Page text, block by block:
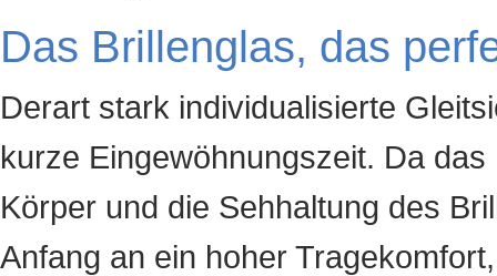
Das Brillenglas, das
Derart stark individualisierte
kurze Eingewöhnungszeit. Da
Körper und die Sehhaltung des
Anfang an ein hoher